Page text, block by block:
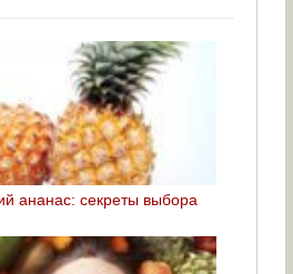
ананас: секреты выбора